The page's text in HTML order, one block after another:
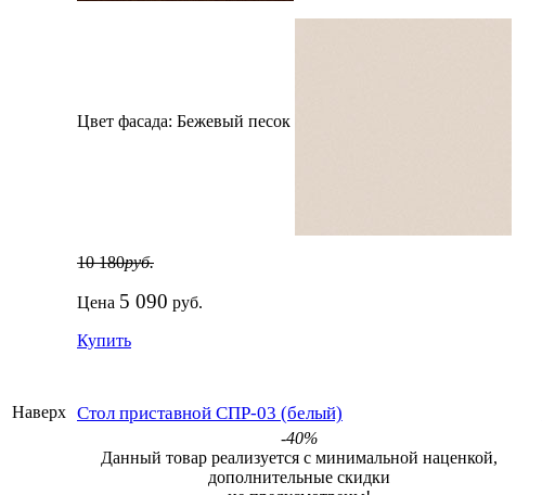
Наверх
Цвет фасада: Бежевый песок
10 180руб.
Цена 5 090 руб.
Купить
Стол приставной СПР-03 (белый)
-40%
Данный товар реализуется с минимальной наценкой,
дополнительные скидки